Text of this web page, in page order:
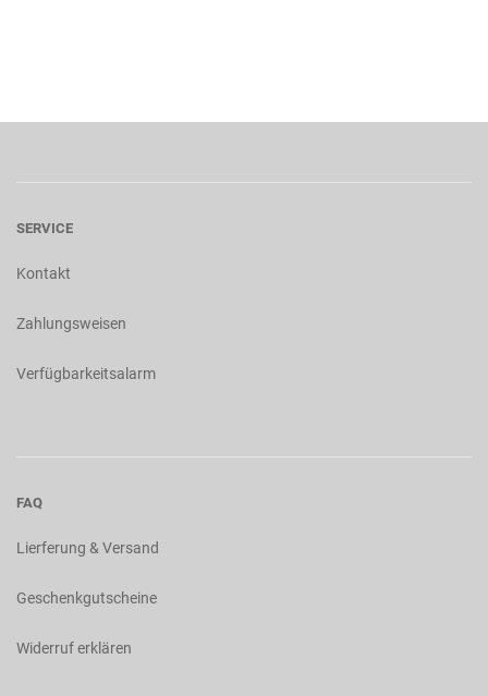
SERVICE
Kontakt
Zahlungsweisen
Verfügbarkeitsalarm
FAQ
Lierferung & Versand
Geschenkgutscheine
Widerruf erklären